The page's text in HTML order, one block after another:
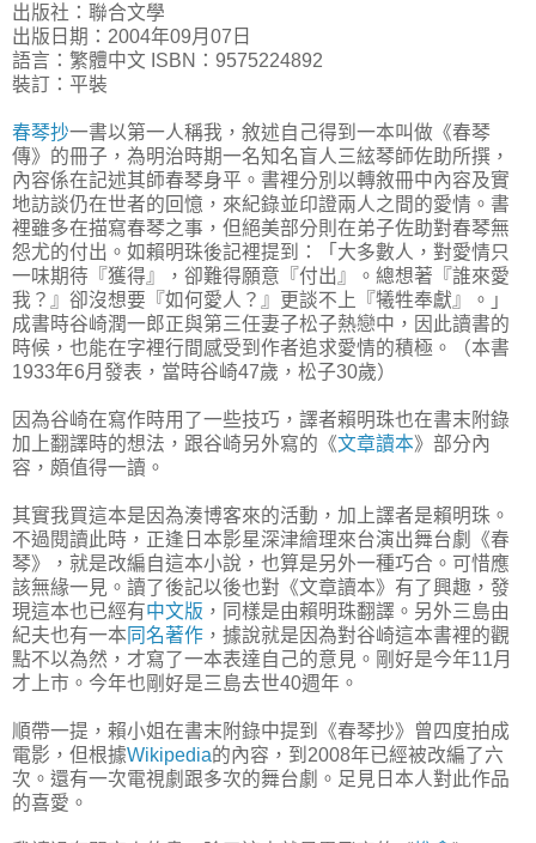
出版社：聯合文學
出版日期：2004年09月07日
語言：繁體中文 ISBN：9575224892
裝訂：平裝
春琴抄一書以第一人稱我，敘述自己得到一本叫做《春琴
傳》的冊子，為明治時期一名知名盲人三絃琴師佐助所撰，
內容係在記述其師春琴身平。書裡分別以轉敘冊中內容及實
地訪談仍在世者的回憶，來紀錄並印證兩人之間的愛情。書
裡雖多在描寫春琴之事，但絕美部分則在弟子佐助對春琴無
怨尤的付出。如賴明珠後記裡提到：「大多數人，對愛情只
一味期待『獲得』，卻難得願意『付出』。總想著『誰來愛
我？』卻沒想要『如何愛人？』更談不上『犧牲奉獻』。」
成書時谷崎潤一郎正與第三任妻子松子熱戀中，因此讀書的
時候，也能在字裡行間感受到作者追求愛情的積極。（本書
1933年6月發表，當時谷崎47歲，松子30歲）
因為谷崎在寫作時用了一些技巧，譯者賴明珠也在書末附錄
加上翻譯時的想法，跟谷崎另外寫的《文章讀本》部分內
容，頗值得一讀。
其實我買這本是因為湊博客來的活動，加上譯者是賴明珠。
不過閱讀此時，正逢日本影星深津繪理來台演出舞台劇《春
琴》，就是改編自這本小說，也算是另外一種巧合。可惜應
該無緣一見。讀了後記以後也對《文章讀本》有了興趣，發
現這本也已經有中文版 ，同樣是由賴明珠翻譯。另外三島由
紀夫也有一本 同名著作 ，據說就是因為對谷崎這本書裡的觀
點不以為然，才寫了一本表達自己的意見。剛好是今年11月
才上市。今年也剛好是三島去世40週年。
順帶一提，賴小姐在書末附錄中提到《春琴抄》曾四度拍成
電影，但根據Wikipedia的內容，到2008年已經被改編了六
次。還有一次電視劇跟多次的舞台劇。足見日本人對此作品
的喜愛。